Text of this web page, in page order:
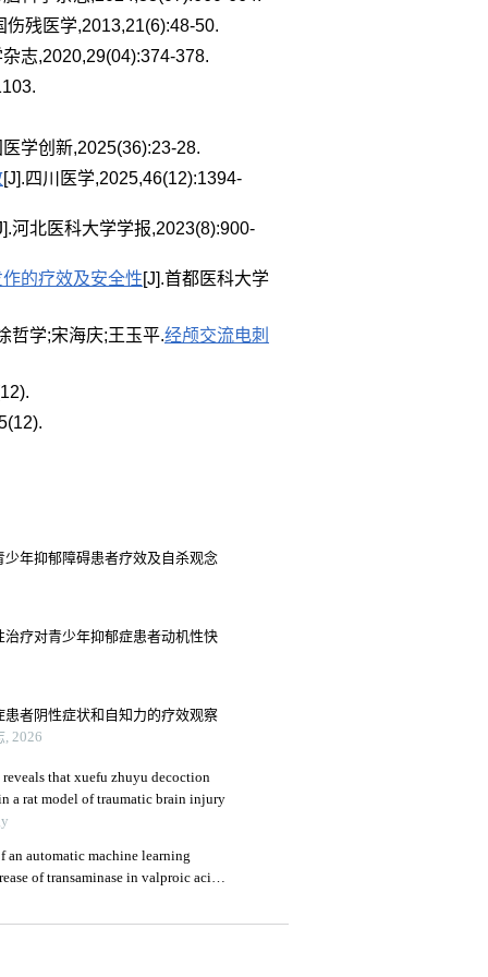
伤残医学,2013,21(6):48-50.
志,2020,29(04):374-378.
学创新,2025(36):23-28.
[J].四川医学,2025,46(12):1394-
河北医科大学学报,2023(8):900-
的疗效及安全性[J].首都医科大学
哲学;宋海庆;王玉平.经颅交流电刺
年抑郁障碍患者疗效及自杀观念
疗对青少年抑郁症患者动机性快
者阴性症状和自知力的疗效观察
2026
that xuefu zhuyu decoction
a rat model of traumatic brain injury
automatic machine learning
of transaminase in valproic acid-